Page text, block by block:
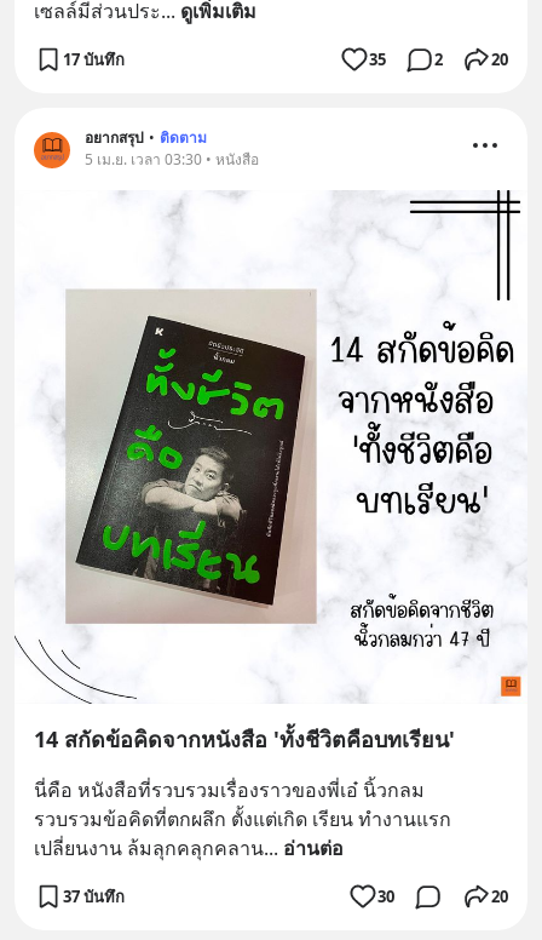
เซลล์มีส่วนประ... ดูเพิ่มเติม
17 บันทึก 35 2 20
อยากสรุป • ติดตาม
5 เม.ย. เวลา 03:30 • หนังสือ
14 สกัดข้อคิดจากหนังสือ 'ทั้งชีวิตคือบทเรียน'
นี่คือ หนังสือที่รวบรวมเรื่องราวของพี่เอ๋ นิ้วกลม
รวบรวมข้อคิดที่ตกผลึก ตั้งแต่เกิด เรียน ทำงานแรก
เปลี่ยนงาน ล้มลุกคลุกคลาน... อ่านต่อ
37 บันทึก 30 20